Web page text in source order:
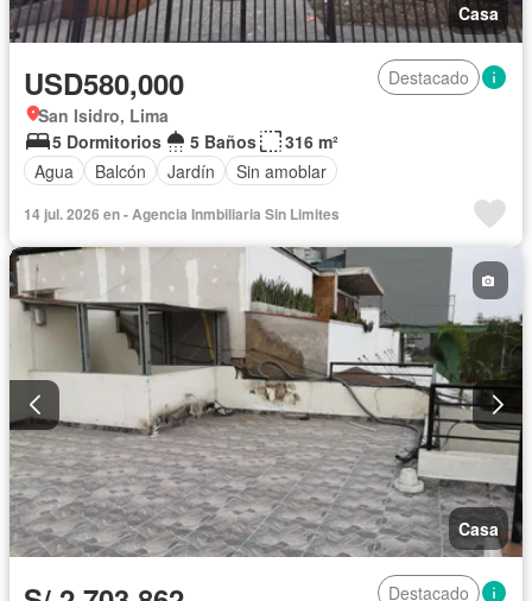
Casa
USD580,000
Destacado
San Isidro, Lima
5 Dormitorios
5 Baños
316 m²
Agua
Balcón Jardín Sin amoblar
14 jul. 2026 en - Agencia Inmbiliaria Sin Limites
Casa
Destacado